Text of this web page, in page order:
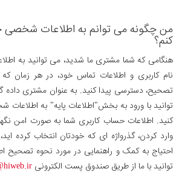
من چگونه می توانم به اطلاعات
کنم؟
هنگامی که شما مشتری ما شدید، می توانید به
نام کاربری و اطلاعات تماس خود، در هر زمان که
تصحیح، دسترسی پیدا کنید. به عنوان مشتری
توانید با ورود به بخش"اطلاعات پایه" به
کنید. اطلاعات حساب کاربری شما به صورت امن
وارد کردن، گذرواژه ای که خودتان انتخاب کرده
احتیاج به کمک و راهنمایی در مورد نحوه تصحیح
توانید با ما از طریق صندوق پست الکترونی